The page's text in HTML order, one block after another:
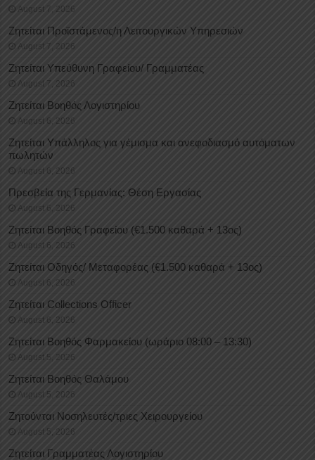
August 7, 2026
Ζητείται Προϊστάμενος/η Λειτουργικών Υπηρεσιών
August 7, 2026
Ζητείται Υπεύθυνη Γραφείου/ Γραμματέας
August 7, 2026
Ζητείται Βοηθός Λογιστηρίου
August 6, 2026
Ζητείται Υπάλληλος για γέμισμα και ανεφοδιασμό αυτόματων
πωλητών
August 6, 2026
Πρεσβεία της Γερμανίας: Θέση Εργασίας
August 6, 2026
Ζητείται Βοηθός Γραφείου (€1.500 καθαρά + 13ος)
August 6, 2026
Ζητείται Οδηγός/ Μεταφορέας (€1.500 καθαρά + 13ος)
August 6, 2026
Ζητείται Collections Officer
August 6, 2026
Ζητείται Βοηθός Φαρμακείου (ωράριο 08:00 – 13:30)
August 5, 2026
Ζητείται Βοηθός Θαλάμου
August 5, 2026
Ζητούνται Νοσηλευτές/τριες Χειρουργείου
August 5, 2026
Ζητείται Γραμματέας Λογιστηρίου